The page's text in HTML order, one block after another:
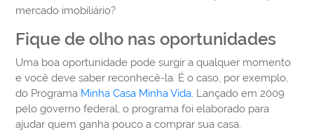
mercado imobiliário?
Fique de olho nas oportunidades
Uma boa oportunidade pode surgir a qualquer momento
e você deve saber reconhecê-la. É o caso, por exemplo,
do Programa Minha Casa Minha Vida. Lançado em 2009
pelo governo federal, o programa foi elaborado para
ajudar quem ganha pouco a comprar sua casa.